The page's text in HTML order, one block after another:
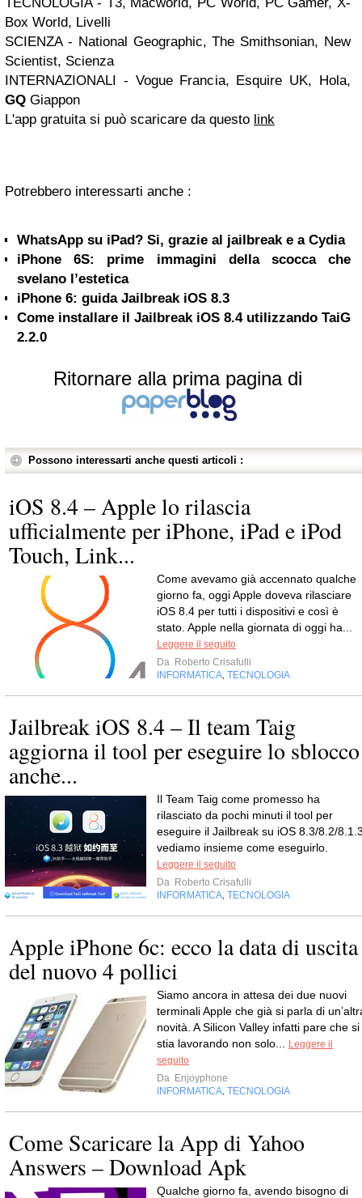
Box World, Livelli
SCIENZA - National Geographic, The Smithsonian, New
Scientist, Scienza
INTERNAZIONALI - Vogue Francia, Esquire UK, Hola,
GQ Giappon
L'app gratuita si può scaricare da questo link
Potrebbero interessarti anche :
WhatsApp su iPad? Si, grazie al jailbreak e a Cydia
iPhone 6S: prime immagini della scocca che
svelano l’estetica
iPhone 6: guida Jailbreak iOS 8.3
Come installare il Jailbreak iOS 8.4 utilizzando TaiG
2.2.0
Ritornare alla prima pagina di
Possono interessarti anche questi articoli :
iOS 8.4 – Apple lo rilascia
ufficialmente per iPhone, iPad e iPod
Touch, Link...
Come avevamo già accennato qualche
giorno fa, oggi Apple doveva rilasciare
iOS 8.4 per tutti i dispositivi e così è
stato. Apple nella giornata di oggi ha...
Leggere il seguito
Da Roberto Crisafulli
INFORMATICA TECNOLOGIA
Jailbreak iOS 8.4 – Il team Taig
aggiorna il tool per eseguire lo sblocco
anche...
Il Team Taig come promesso ha
rilasciato da pochi minuti il tool per
eseguire il Jailbreak su iOS 8.3/8.2/
vediamo insieme come eseguirlo.
Leggere il seguito
Da Roberto Crisafulli
INFORMATICA TECNOLOGIA
Apple iPhone 6c: ecco la data di uscita
del nuovo 4 pollici
Siamo ancora in attesa dei due nuovi
terminali Apple che già si parla di
novità. A Silicon Valley infatti pare che si
stia lavorando non solo...
Leggere il
seguito
Da Enjoyphone
INFORMATICA TECNOLOGIA
Come Scaricare la App di Yahoo
Answers – Download Apk
Qualche giorno fa, avendo bisogno di